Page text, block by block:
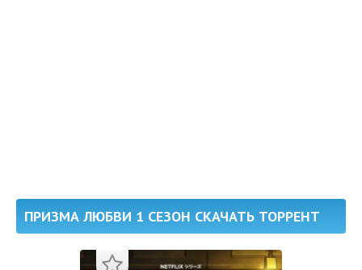
ПРИЗМА ЛЮБВИ 1 СЕЗОН СКАЧАТЬ ТОРРЕНТ